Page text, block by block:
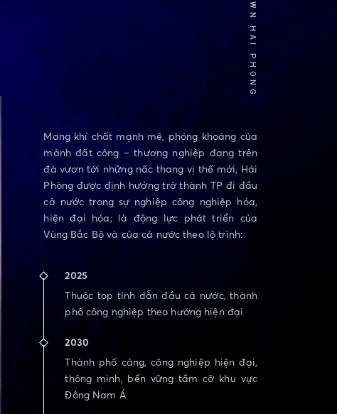
Mang khí chất mạnh mẽ, phóng khoáng của
mảnh đất công – thương nghiệp đang trên
đà vươn tới những nấc thang vị thế mới, Hải
Phòng được định hướng trở thành TP đi đầu
cả nước trong sự nghiệp công nghiệp hóa,
hiện đại hóa; là động lực phát triển của
Vùng Bắc Bộ và của cả nước theo lộ trình:
2025
Thuộc top tỉnh dẫn đầu cả nước, thành
phố công nghiệp theo hướng hiện đại
2030
Thành phố cảng, công nghiệp hiện đại,
thông minh, bền vững tầm cỡ khu vực
Đông Nam Á